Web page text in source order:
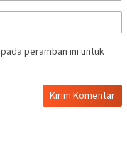
peramban ini untuk